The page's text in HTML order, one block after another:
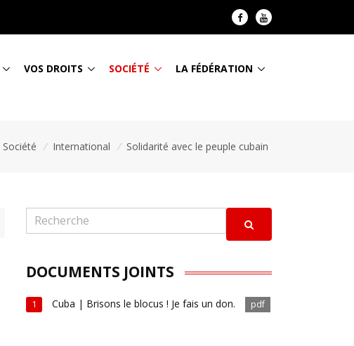
VOS DROITS SOCIÉTÉ LA FÉDÉRATION
Société / International / Solidarité avec le peuple cubain
DOCUMENTS JOINTS
1 Cuba | Brisons le blocus ! Je fais un don. pdf